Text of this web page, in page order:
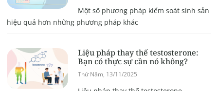
Một số phương pháp kiểm soát sinh sản
hiệu quả hơn những phương pháp khác
Liệu pháp thay thế testosterone:
Bạn có thực sự cần nó không?
Thứ Năm, 13/11/2025